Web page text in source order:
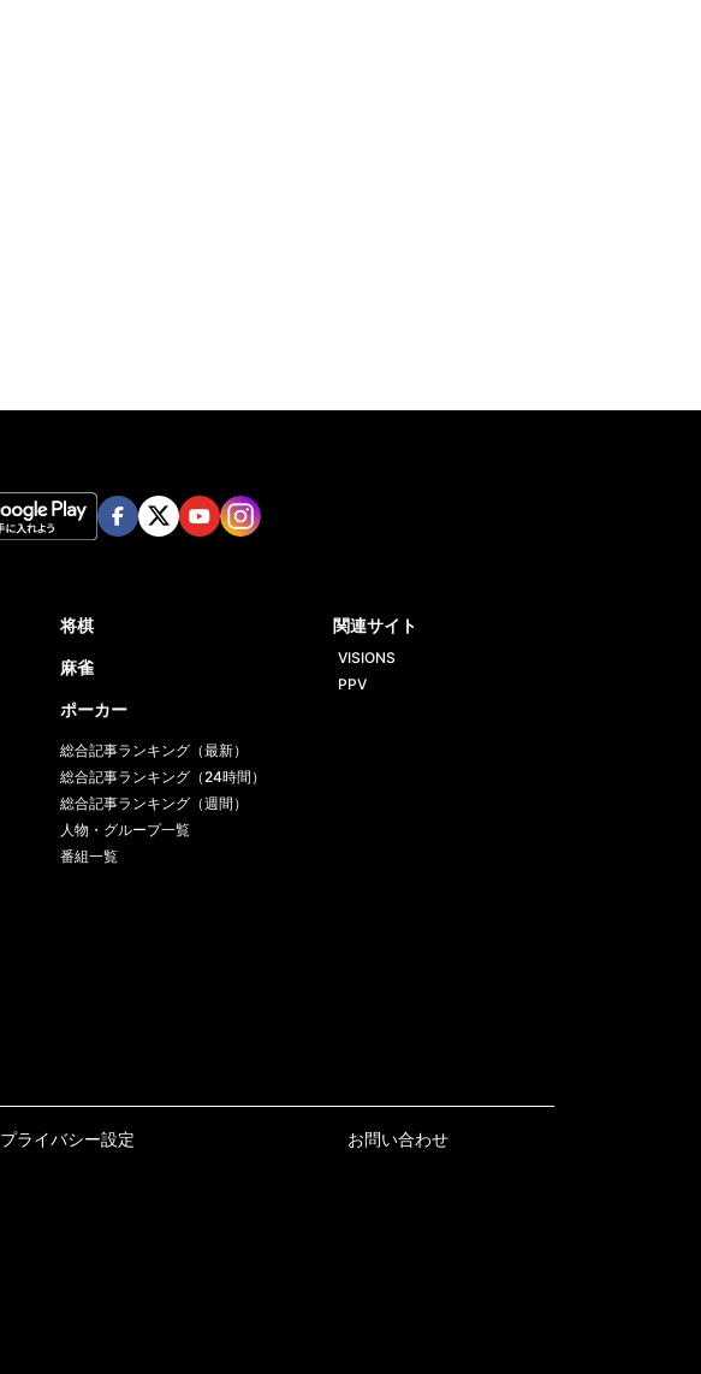
将棋
麻雀
ポーカー
総合記事ランキング（最新）
総合記事ランキング（24時間）
総合記事ランキング（週間）
人物・グループ一覧
番組一覧
関連サイト
VISIONS
PPV
プライバシー設定 お問い合わせ